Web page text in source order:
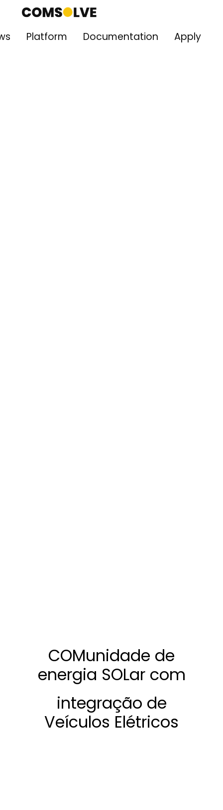
Platform Documentation Apply
COMunidade de
energia SOLar com
integração de
Veículos Elétricos